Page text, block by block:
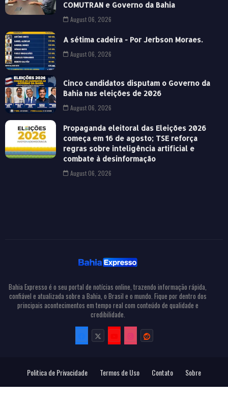
COMUTRAN e Governo da Bahia
August 06, 2026
A sétima cadeira - Por Jerbson Moraes.
August 06, 2026
Cinco candidatos disputam o Governo da
Bahia nas eleições de 2026
August 06, 2026
Propaganda eleitoral das Eleições 2026
começa em 16 de agosto; TSE reforça
regras sobre inteligência artificial e
combate à desinformação
August 06, 2026
Bahia Expresso é o seu portal de notícias online, trazendo informação rápida,
confiável e atualizada sobre a Bahia, o Brasil e o mundo. Fique por dentro dos
principais acontecimentos em tempo real com conteúdo de qualidade e
credibilidade.
Politica de Privacidade Termos de Uso Contato Sobre